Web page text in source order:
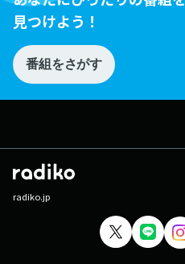
見つけよう！
番組をさがす
radiko.jp